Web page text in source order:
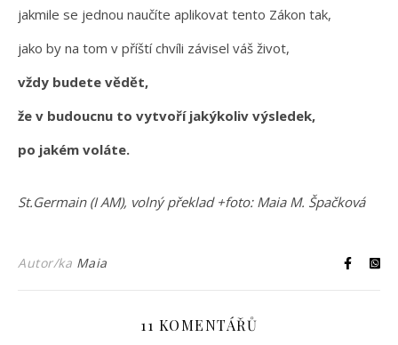
jakmile se jednou naučíte aplikovat tento Zákon tak,
jako by na tom v příští chvíli závisel váš život,
vždy budete vědět,
že v budoucnu to vytvoří jakýkoliv výsledek,
po jakém voláte.
St.Germain (I AM), volný překlad +foto: Maia M. Špačková
Autor/ka Maia
11 KOMENTÁŘŮ